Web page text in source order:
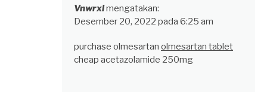
Vnwrxlmengatakan:
Desember 20, 2022 pada 6:25 am
purchase olmesartan olmesartan tablet
cheap acetazolamide 250mg